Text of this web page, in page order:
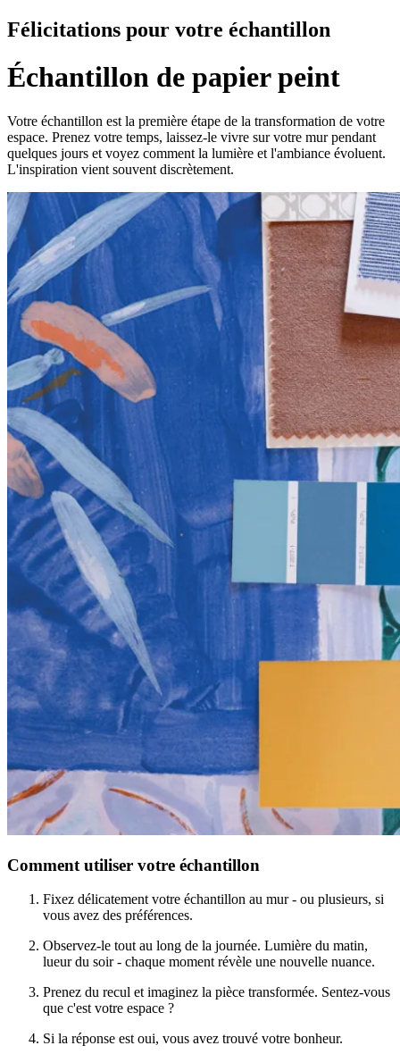
Félicitations pour votre échantillon
Échantillon de papier peint
Votre échantillon est la première étape de la transformation de votre
espace. Prenez votre temps, laissez-le vivre sur votre mur pendant
quelques jours et voyez comment la lumière et l'ambiance évoluent.
L'inspiration vient souvent discrètement.
Comment utiliser votre échantillon
Fixez délicatement votre échantillon au mur - ou plusieurs, si
vous avez des préférences.
Observez-le tout au long de la journée. Lumière du matin,
lueur du soir - chaque moment révèle une nouvelle nuance.
Prenez du recul et imaginez la pièce transformée. Sentez-vous
que c'est votre espace ?
Si la réponse est oui, vous avez trouvé votre bonheur.